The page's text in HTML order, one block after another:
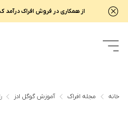
از همکاری در فروش افراک درآمد
خانه مجله افراک آموزش گوگل ادز